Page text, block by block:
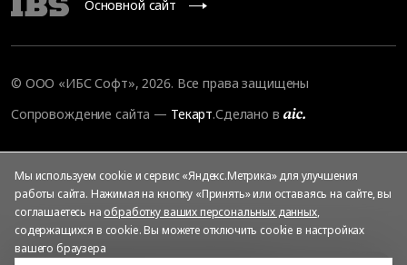
Основной сайт
© ООО «ИБС Софт», 2026. Все права защищены
Сопровождение сайта — Текарт.Сделано в
Мы используем cookie и сервис «Яндекс.Метрика» для улучшения
работы сайта. Нажимая на кнопку «Принять» или оставаясь на сайте, вы
соглашаетесь на обработку ваших персональных данных,
содержащихся в cookie. Вы можете отключить cookie в настройках
вашего браузера